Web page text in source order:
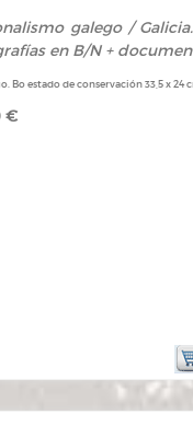
galego /
en B/N +
Bo estado de conservación 33,5 x 24
€